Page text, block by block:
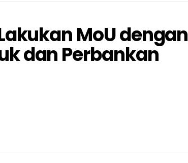
MoU dengan
dan Perbankan